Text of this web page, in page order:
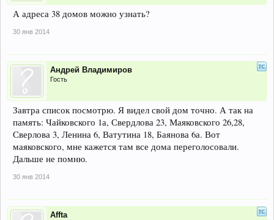
А адреса 38 домов можно узнать?
30 янв 2014
Андрей Владимиров
Гость
Завтра список посмотрю. Я видел свой дом точно. А так на
память: Чайковского 1а, Свердлова 23, Маяковского 26,28,
Сверлова 3, Ленина 6, Ватутина 18, Баянова 6а. Вот
маяковского, мне кажется там все дома переголосовали.
Дальше не помню.
30 янв 2014
Affta